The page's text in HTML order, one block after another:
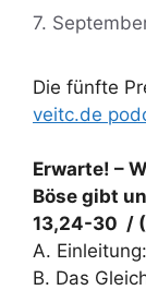
7.
Die fünfte
veitc.de
Erwarte! –
Böse gibt
13,24-30 /
A.
B. Das